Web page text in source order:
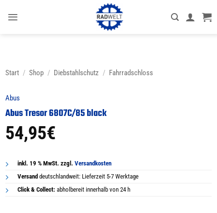
Inhalt
Start / Shop / Diebstahlschutz / Fahrradschloss
Abus
Abus Tresor 6807C/85 black
54,95€
inkl. 19 % MwSt. zzgl.Versandkosten
Versand deutschlandweit: Lieferzeit 5-7 Werktage
Click & Collect: abholbereit innerhalb von 24 h